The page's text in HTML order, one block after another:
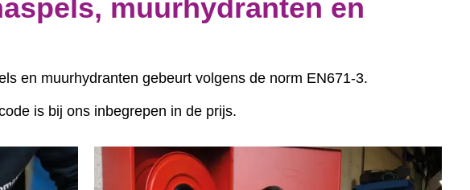
muurhydranten en
en muurhydranten gebeurt volgens de norm EN671-3.
is bij ons inbegrepen in de prijs.